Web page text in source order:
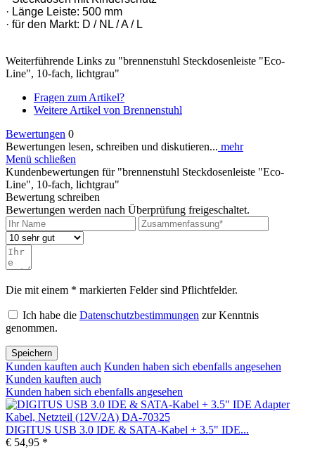
· Länge Leiste: 500 mm
· für den Markt: D / NL / A / L
Weiterführende Links zu "brennenstuhl Steckdosenleiste "Eco-
Line", 10-fach, lichtgrau"
Fragen zum Artikel?
Weitere Artikel von Brennenstuhl
Bewertungen 0
Bewertungen lesen, schreiben und diskutieren... mehr
Menü schließen
Kundenbewertungen für "brennenstuhl Steckdosenleiste "Eco-
Line", 10-fach, lichtgrau"
Bewertung schreiben
Bewertungen werden nach Überprüfung freigeschaltet.
Die mit einem * markierten Felder sind Pflichtfelder.
Ich habe die Datenschutzbestimmungen zur Kenntnis
genommen.
Speichern
Kunden kauften auch Kunden haben sich ebenfalls angesehen
Kunden kauften auch
Kunden haben sich ebenfalls angesehen
DIGITUS USB 3.0 IDE & SATA-Kabel + 3.5" IDE...
€ 54,95 *